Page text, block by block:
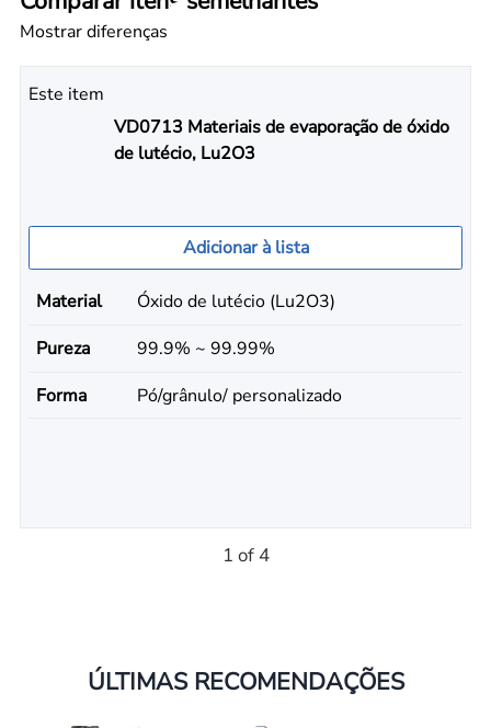
Mostrar diferenças
Este item
VD0713 Materiais de evaporação de óxido
de lutécio, Lu2O3
Adicionar à lista
Material
Óxido de lutécio (Lu2O3)
Pureza
99.9% ~ 99.99%
Forma
Pó/grânulo/ personalizado
1 of 4
ÚLTIMAS RECOMENDAÇÕES